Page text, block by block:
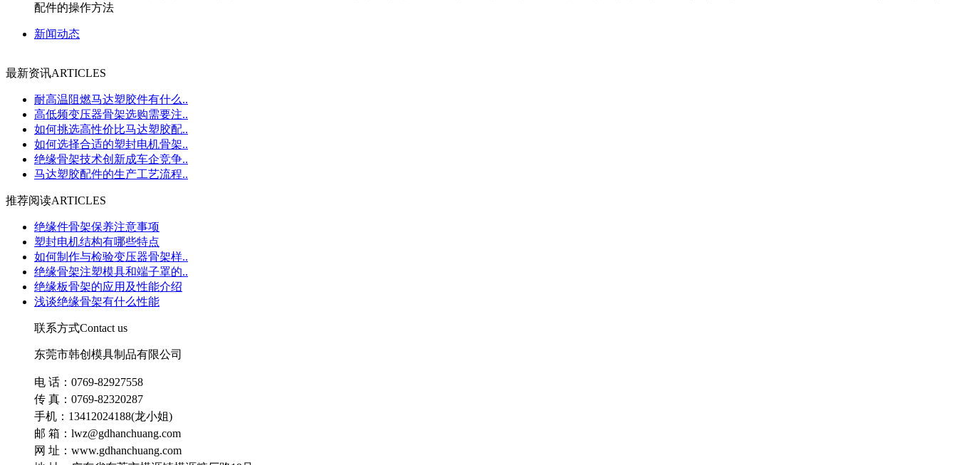
配件的操作方法
新闻动态
最新资讯ARTICLES
耐高温阻燃马达塑胶件有什么..
高低频变压器骨架选购需要注..
如何挑选高性价比马达塑胶配..
如何选择合适的塑封电机骨架..
绝缘骨架技术创新成车企竞争..
马达塑胶配件的生产工艺流程..
推荐阅读ARTICLES
绝缘件骨架保养注意事项
塑封电机结构有哪些特点
如何制作与检验变压器骨架样..
绝缘骨架注塑模具和端子罩的..
绝缘板骨架的应用及性能介绍
浅谈绝缘骨架有什么性能
联系方式Contact us
东莞市韩创模具制品有限公司
电 话：0769-82927558
传 真：0769-82320287
手机：13412024188(龙小姐)
邮 箱：lwz@gdhanchuang.com
网 址：www.gdhanchuang.com